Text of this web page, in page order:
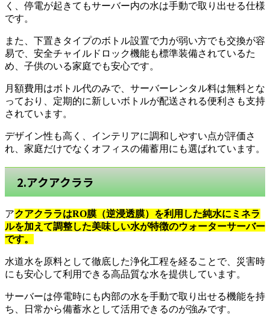
く、停電が起きてもサーバー内の水は手動で取り出せる仕様
です。
また、下置きタイプのボトル設置で力が弱い方でも交換が容
易で、安全チャイルドロック機能も標準装備されているた
め、子供のいる家庭でも安心です。
月額費用はボトル代のみで、サーバーレンタル料は無料とな
っており、定期的に新しいボトルが配送される便利さも支持
されています。
デザイン性も高く、インテリアに調和しやすい点が評価さ
れ、家庭だけでなくオフィスの備蓄用にも選ばれています。
2.アクアクララ
アクアクララはRO膜（逆浸透膜）を利用した純水にミネラ
ルを加えて調整した美味しい水が特徴のウォーターサーバー
です。
水道水を原料として徹底した浄化工程を経ることで、災害時
にも安心して利用できる高品質な水を提供しています。
サーバーは停電時にも内部の水を手動で取り出せる機能を持
ち、日常から備蓄水として活用できるのが強みです。